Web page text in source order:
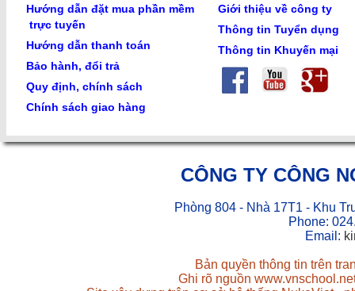
Hướng dẫn đặt mua phần mềm
trực tuyến
Hướng dẫn thanh toán
Bảo hành, đổi trả
Quy định, chính sách
Chính sách giao hàng
Giới thiệu về công ty
Thông tin Tuyển dụng
Thông tin Khuyến mại
CÔNG TY CÔNG
Phòng 804 - Nhà 17T1 - Khu
Phone:
Email:
Bản quyền thông tin trên
Ghi rõ nguồn